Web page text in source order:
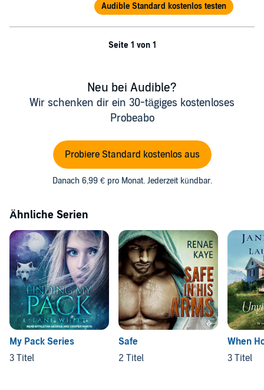
Audible Standard kostenlos testen
Seite 1 von 1
Neu bei Audible?
Wir schenken dir ein 30-tägiges kostenloses
Probeabo
Probiere Standard kostenlos aus
Danach 6,99 € pro Monat. Jederzeit kündbar.
Ähnliche Serien
My Pack Series
3 Titel
Safe
2 Titel
When
3 Titel